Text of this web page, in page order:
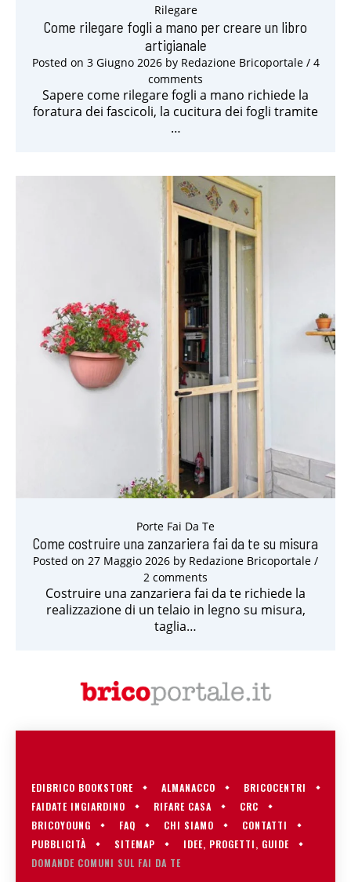
Rilegare
Come rilegare fogli a mano per creare un libro
artigianale
Posted on 3 Giugno 2026by Redazione Bricoportale/ 4
comments
Sapere come rilegare fogli a mano richiede la
foratura dei fascicoli, la cucitura dei fogli tramite
…
Porte Fai Da Te
Come costruire una zanzariera fai da te su misura
Posted on 27 Maggio 2026 by Redazione Bricoportale /
2 comments
Costruire una zanzariera fai da te richiede la
realizzazione di un telaio in legno su misura,
taglia…
EDIBRICO BOOKSTORE ALMANACCO
BRICOCENTRI
FAIDATE INGIARDINO
RIFARE CASA
CRC
BRICOYOUNG
FAQ CHI SIAMO
CONTATTI
PUBBLICITÀ
SITEMAP
IDEE, PROGETTI, GUIDE
DOMANDE COMUNI SUL FAI DA TE